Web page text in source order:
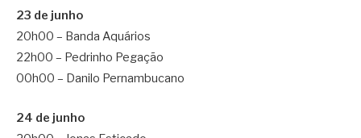
23 de junho
20h00 – Banda Aquários
22h00 – Pedrinho Pegação
00h00 – Danilo Pernambucano
24 de junho